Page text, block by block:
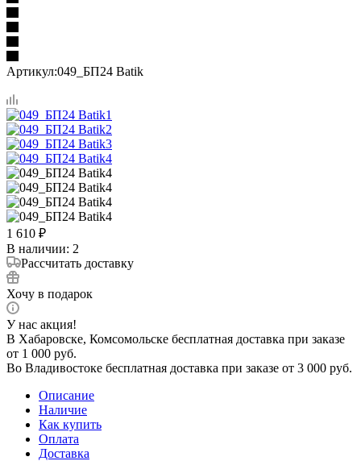
Артикул:049_БП24 Batik
1 610 ₽
В наличии: 2
Рассчитать доставку
Хочу в подарок
У нас акция!
В Хабаровске, Комсомольске бесплатная доставка при заказе
от 1 000 руб.
Во Владивостоке бесплатная доставка при заказе от 3 000 руб.
Описание
Наличие
Как купить
Оплата
Доставка